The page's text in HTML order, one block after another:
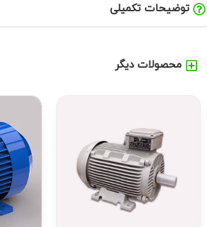
توضیحات تکمیلی
محصولات دیگر